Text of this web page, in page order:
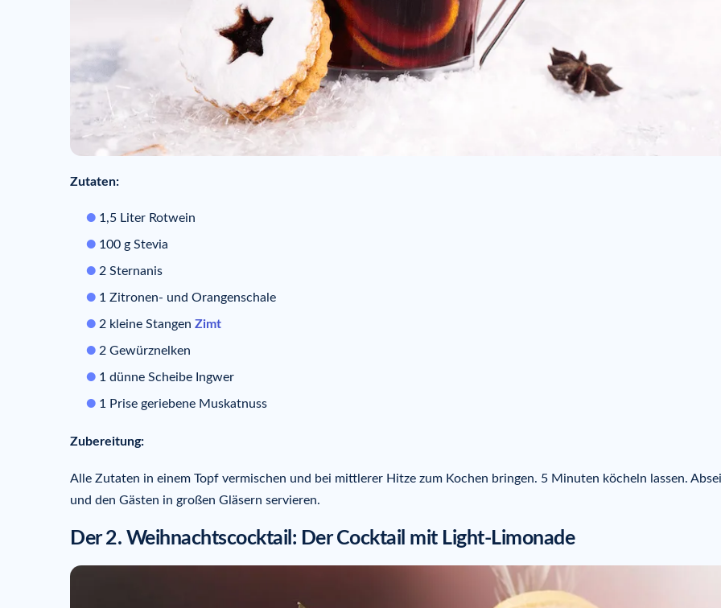
Zutaten:
1,5 Liter Rotwein
100 g Stevia
2 Sternanis
1 Zitronen- und Orangenschale
2 kleine Stangen Zimt
2 Gewürznelken
1 dünne Scheibe Ingwer
1 Prise geriebene Muskatnuss
Zubereitung:
Alle Zutaten in einem Topf vermischen und bei mittlerer Hitze zum Kochen bringen. 5 Minuten köcheln lassen.
und den Gästen in großen Gläsern servieren.
Der 2. Weihnachtscocktail: Der Cocktail mit Light-Limonade